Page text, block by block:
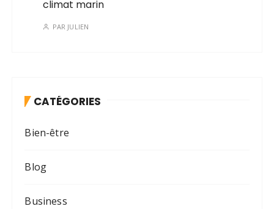
climat marin
PAR JULIEN
CATÉGORIES
Bien-être
Blog
Business